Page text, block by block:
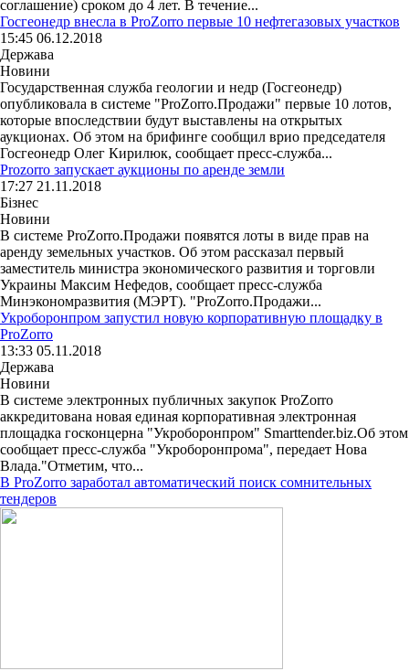
соглашение) сроком до 4 лет. В течение...
Госгеонедр внесла в ProZorro первые 10 нефтегазовых участков
15:45 06.12.2018
Держава
Новини
Государственная служба геологии и недр (Госгеонедр)
опубликовала в системе "ProZorro.Продажи" первые 10 лотов,
которые впоследствии будут выставлены на открытых
аукционах. Об этом на брифинге сообщил врио председателя
Госгеонедр Олег Кирилюк, сообщает пресс-служба...
Prozorro запускает аукционы по аренде земли
17:27 21.11.2018
Бізнес
Новини
В системе ProZorro.Продажи появятся лоты в виде прав на
аренду земельных участков. Об этом рассказал первый
заместитель министра экономического развития и торговли
Украины Максим Нефедов, сообщает пресс-служба
Минэкономразвития (МЭРТ). "ProZorro.Продажи...
Укроборонпром запустил новую корпоративную площадку в
ProZorro
13:33 05.11.2018
Держава
Новини
В системе электронных публичных закупок ProZorro
аккредитована новая единая корпоративная электронная
площадка госконцерна "Укроборонпром" Smarttender.biz.Об этом
сообщает пресс-служба "Укроборонпрома", передает Нова
Влада."Отметим, что...
В ProZorro заработал автоматический поиск сомнительных
тендеров